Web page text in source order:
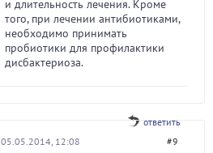
и длительность лечения. Кроме
того, при лечении антибиотиками,
необходимо принимать
пробиотики для профилактики
дисбактериоза.
ответить
05.05.2014, 12:08 #9